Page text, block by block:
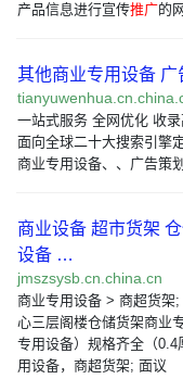
产品信息进行宣传推广的
其他商业专用设备 广
一站式服务 全网优化 收
面向全球二十大搜索引擎
商业专用设备、、广告策划
商业设备 超市货架
设备 …
jmszsysb.cn.china.cn
商业专用设备 > 商超货架
心三层阁楼仓储货架商业
专用设备）规格齐全（
用设备，商超货架; 面议